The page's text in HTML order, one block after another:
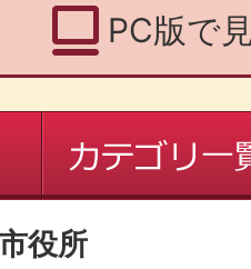
PC版で
役所